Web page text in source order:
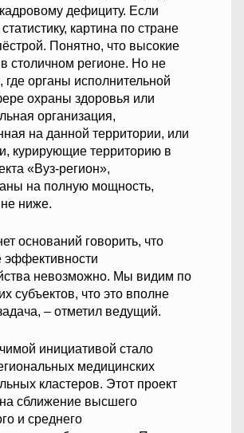
дефициту. Если
картина по стране
Понятно, что высокие
в столичном регионе. Но не
где органы исполнительной
охраны здоровья или
организация,
на данной территории, или
курирующие территорию в
«Вуз-регион»,
на полную мощность,
не ниже.
оснований говорить, что
невозможно. Мы видим по
субъектов, что это вполне
– отметил ведущий.
инициативой стало
медицинских
кластеров. Этот проект
сближение высшего
и среднего